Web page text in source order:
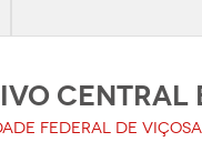
CENTRAL
FEDERAL DE VIÇOSA